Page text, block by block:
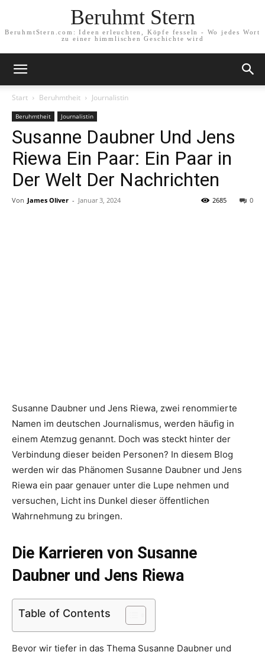
Beruhmt Stern
BeruhmtStern.com: Ideen erleuchten, Köpfe fesseln - Wo jedes Wort
zu einer himmlischen Geschichte wird
Start Beruhmtheit Journalistin
Beruhmtheit Journalistin
Susanne Daubner Und Jens
Riewa Ein Paar: Ein Paar in
Der Welt Der Nachrichten
Von James Oliver - Januar 3, 2024 0
2685
Susanne Daubner und Jens Riewa, zwei renommierte
Namen im deutschen Journalismus, werden häufig in
einem Atemzug genannt. Doch was steckt hinter der
Verbindung dieser beiden Personen? In diesem Blog
werden wir das Phänomen Susanne Daubner und Jens
Riewa ein paar genauer unter die Lupe nehmen und
versuchen, Licht ins Dunkel dieser öffentlichen
Wahrnehmung zu bringen.
Die Karrieren von Susanne
Daubner und Jens Riewa
Table of Contents
Bevor wir tiefer in das Thema Susanne Daubner und